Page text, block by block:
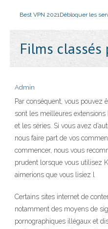
Best VPN 2021Débloquer les
Films classés
Admin
Par conséquent, vous pouvez
sont les meilleures
et les séries. Si vous avez
nous faire part de vos
commencer, nous vous
prudent lorsque vous utilisez
aimerions que vous lisiez l
Certains sites internet de
notamment des moyens de
pornographiques illégaux et